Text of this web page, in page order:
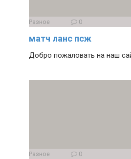
Разное 0
матч ланс псж
Добро пожаловать на наш
Разное 0